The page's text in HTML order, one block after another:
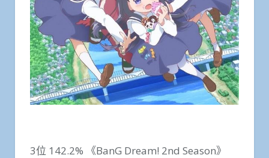
3位 142.2% 《BanG Dream! 2nd Season》